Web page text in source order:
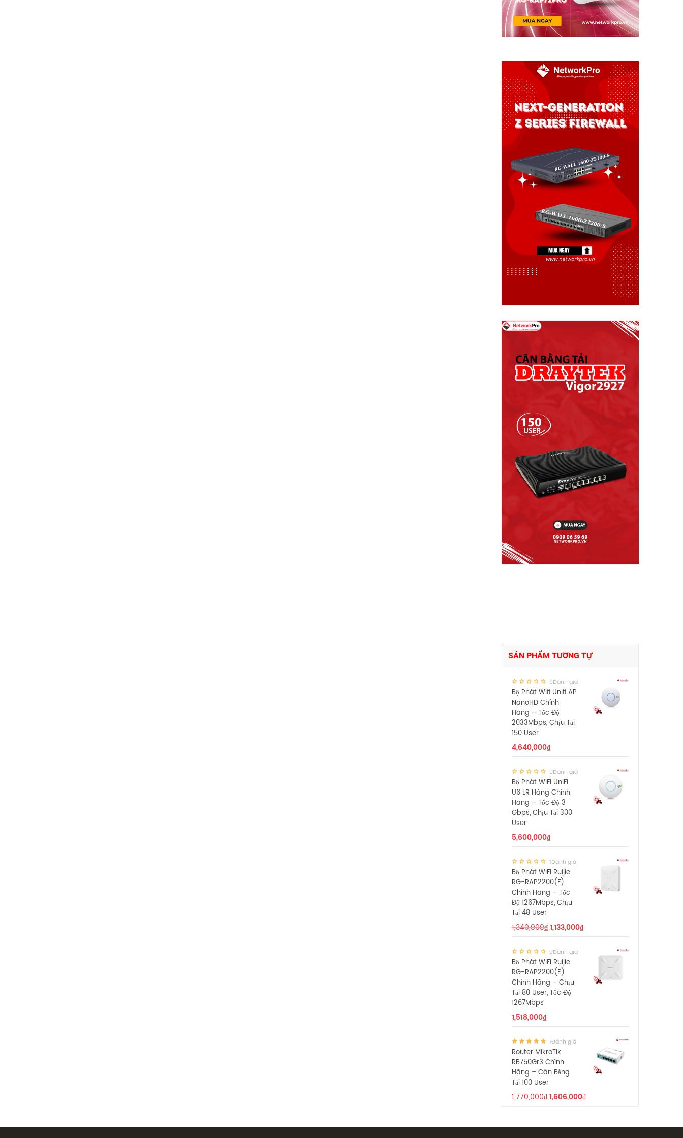
SẢN PHẨM TƯƠNG TỰ
0Đánh giá
Bộ Phát Wifi Unifi AP
NanoHD Chính
Hãng – Tốc Độ
2033Mbps, Chịu Tải
150 User
4,640,000₫
0Đánh giá
Bộ Phát WiFi UniFi
U6 LR Hàng Chính
Hãng – Tốc Độ 3
Gbps, Chịu Tải 300
User
5,600,000₫
1Đánh giá
Bộ Phát WiFi Ruijie
RG-RAP2200(F)
Chính Hãng – Tốc
Độ 1267Mbps, Chịu
Tải 48 User
1,340,000₫1,133,000₫
0Đánh giá
Bộ Phát WiFi Ruijie
RG-RAP2200(E)
Chính Hãng – Chịu
Tải 80 User, Tốc Độ
1267Mbps
1,518,000₫
1Đánh giá
Router MikroTik
RB750Gr3 Chính
Hãng – Cân Bằng
Tải 100 User
1,770,000₫1,606,000₫